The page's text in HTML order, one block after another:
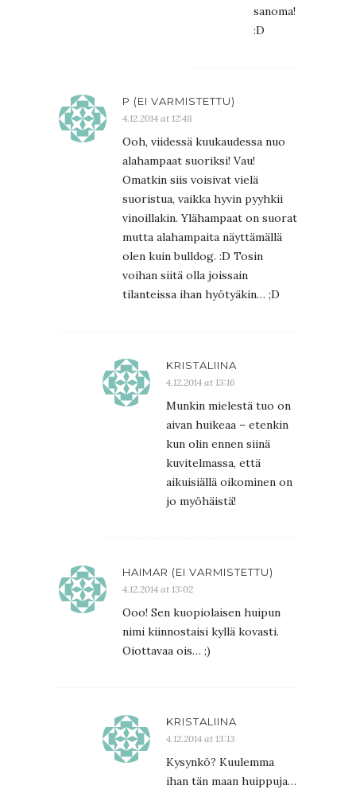
sanoma!
:D
P (EI VARMISTETTU)
4.12.2014 at 12:48
Ooh, viidessä kuukaudessa nuo
alahampaat suoriksi! Vau!
Omatkin siis voisivat vielä
suoristua, vaikka hyvin pyyhkii
vinoillakin. Ylähampaat on suorat
mutta alahampaita näyttämällä
olen kuin bulldog. :D Tosin
voihan siitä olla joissain
tilanteissa ihan hyötyäkin… ;D
KRISTALIINA
4.12.2014 at 13:16
Munkin mielestä tuo on
aivan huikeaa – etenkin
kun olin ennen siinä
kuvitelmassa, että
aikuisiällä oikominen on
jo myöhäistä!
HAIMAR (EI VARMISTETTU)
4.12.2014 at 13:02
Ooo! Sen kuopiolaisen huipun
nimi kiinnostaisi kyllä kovasti.
Oiottavaa ois… ;)
KRISTALIINA
4.12.2014 at 13:13
Kysynkö? Kuulemma
ihan tän maan huippuja…